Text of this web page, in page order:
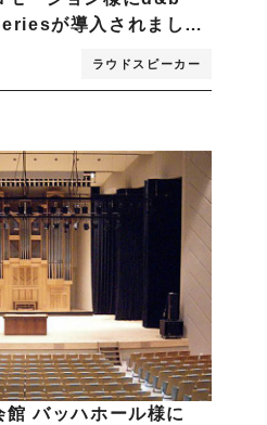
が導入されまし…
ラウドスピーカー
館 バッハホール様に